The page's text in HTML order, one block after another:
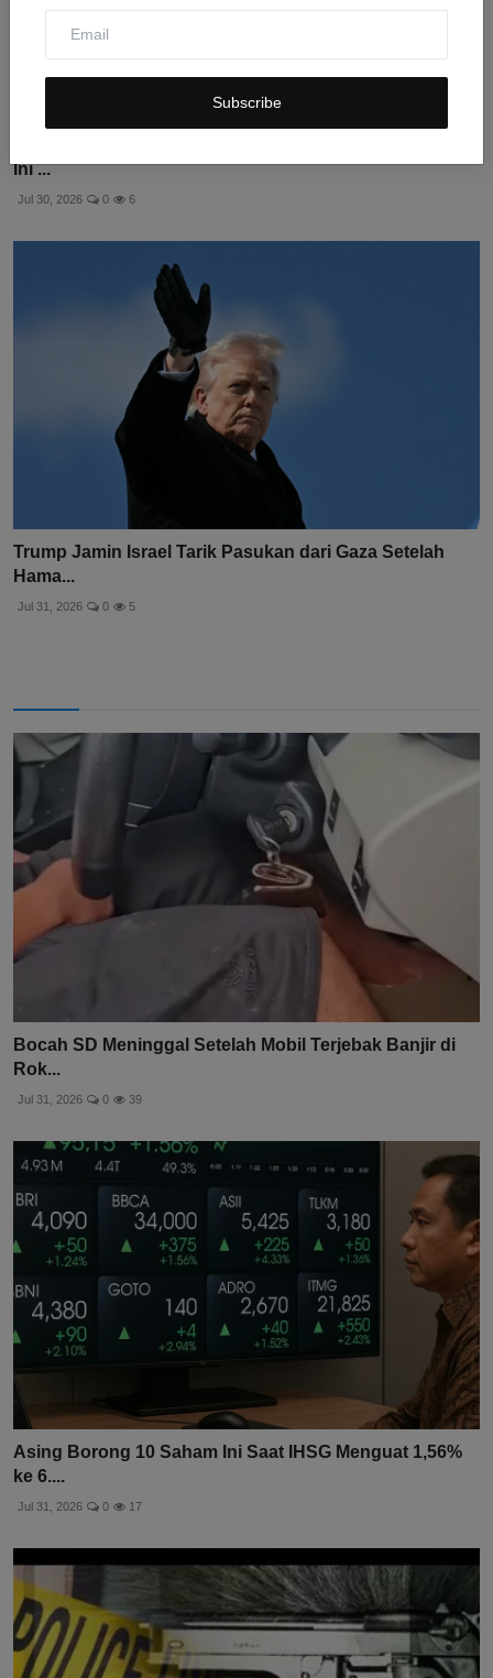
Subscribe
Ini ...
Jul 30, 2026 0 6
Trump Jamin Israel Tarik Pasukan dari Gaza Setelah
Hama...
Jul 31, 2026 0 5
Bocah SD Meninggal Setelah Mobil Terjebak Banjir di
Rok...
Jul 31, 2026 0 39
Asing Borong 10 Saham Ini Saat IHSG Menguat 1,56%
ke 6....
Jul 31, 2026 0 17